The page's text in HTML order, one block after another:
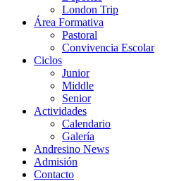
London Trip
Área Formativa
Pastoral
Convivencia Escolar
Ciclos
Junior
Middle
Senior
Actividades
Calendario
Galería
Andresino News
Admisión
Contacto